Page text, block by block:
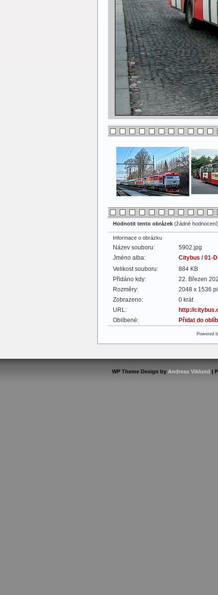
Hodnotit tento obrázek (žádné
Informace o obrázku
Název souboru:
5902.jpg
Jméno alba:
Citybus /01-
Velikost souboru:
884 KB
Přidáno kdy:
22. Březen
Rozměry:
2048 x 1536
Zobrazeno:
0 krát
URL:
http://
Oblíbené:
Přidat do
Powered
WP Theme Design by Andreas Viklund |